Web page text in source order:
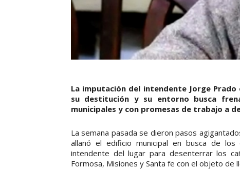
La imputación del intendente Jorge
su destitución y su entorno busca
municipales y con promesas de trabajo a
La semana pasada se dieron pasos
allanó el edificio municipal en busca de
intendente del lugar para desenterrar los
Formosa, Misiones y Santa fe con el objeto de